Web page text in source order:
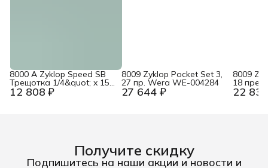
12 808 ₽
8000 A Zyklop Speed SB
Трещотка 1/4&quot; x 152
мм, 72 зубца Wera WE-
073260
27 644 ₽
8009 Zyklop Pocket Set 3,
27 пр. Wera WE-004284
22
8009
18
004281
Получите скидку
Подпишитесь на наши акции и новости и